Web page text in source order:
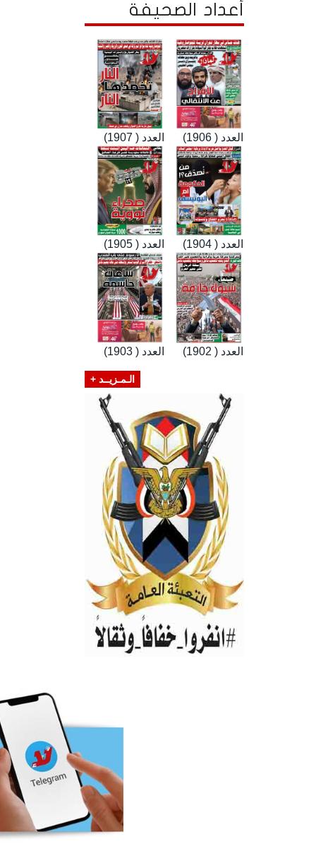
أعداد الصحيفة
العدد ( 1907) العدد ( 1906)
العدد ( 1905) العدد ( 1904)
العدد ( 1903) العدد ( 1902)
الـمـزيــد +